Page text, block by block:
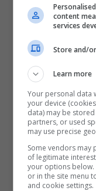
content
services
Store and/
Learn more
Your personal data
your device
data) may be
partners, or used
may use precise
Some vendors may
of legitimate
your options
or in the site menu
and cookie settings.